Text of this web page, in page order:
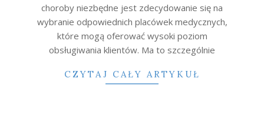
choroby niezbędne jest zdecydowanie się na
wybranie odpowiednich placówek medycznych,
które mogą oferować wysoki poziom
obsługiwania klientów. Ma to szczególnie
CZYTAJ CAŁY ARTYKUŁ